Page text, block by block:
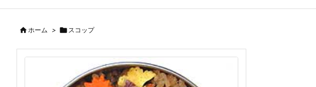
ホーム >  スコップ